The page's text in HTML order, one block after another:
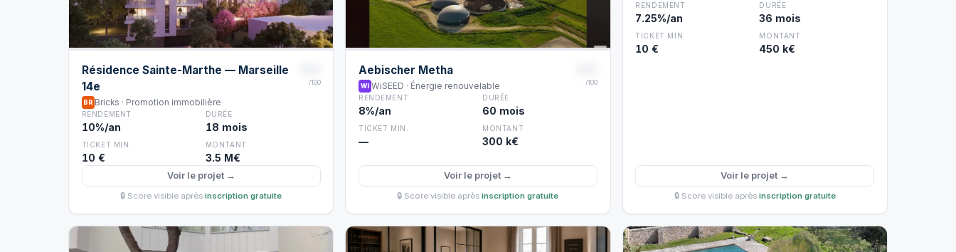
Résidence Sainte-Marthe — Marseille
14e
BR Bricks · Promotion immobilière
/100
RENDEMENT
10%/an
DURÉE
18 mois
TICKET MIN.
10 €
MONTANT
3.5 M€
Voir le projet →
🔒 Score visible aprèsinscription gratuite
Aebischer Metha
WI WiSEED · Énergie renouvelable /100
RENDEMENT
8%/an
DURÉE
60 mois
TICKET MIN.
—
MONTANT
300 k€
Voir le projet →
🔒 Score visible aprèsinscription gratuite
RENDEMENT
7.25%/an
DURÉE
36 mois
TICKET MIN.
10 €
MONTANT
450 k€
Voir le projet →
🔒 Score visible après inscription gratuite